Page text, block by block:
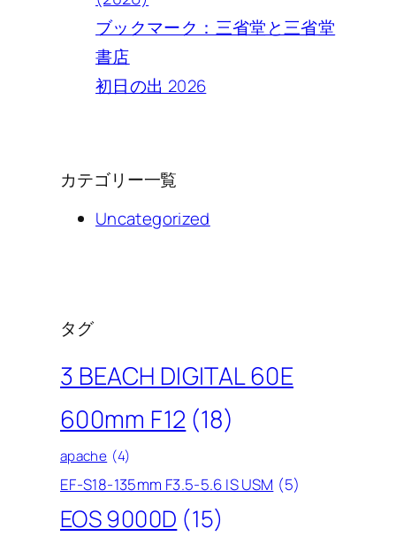
ブックマーク：三省堂と三省堂
書店
初日の出 2026
カテゴリー一覧
Uncategorized
タグ
3 BEACH DIGITAL 60E
600mm F12 (18)
apache (4)
EF-S18-135mm F3.5-5.6 IS USM (5)
EOS 9000D (15)